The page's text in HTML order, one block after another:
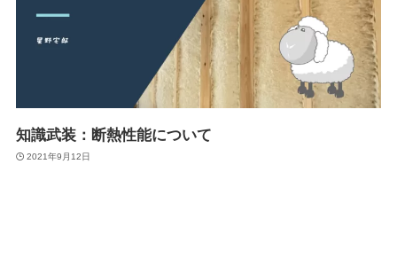
知識武装：断熱性能について
2021年9月12日